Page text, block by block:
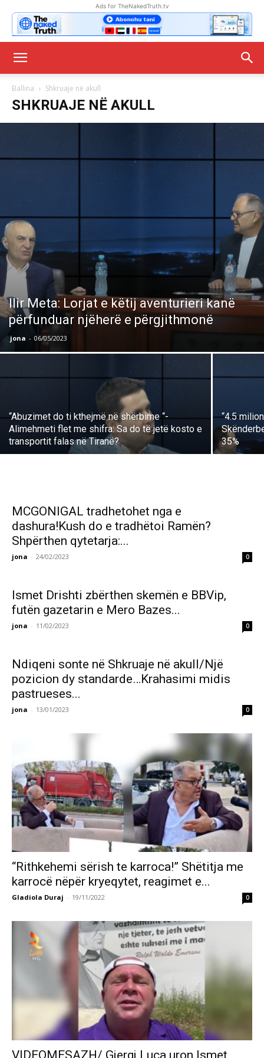
Ads for TheNakedTruth.tv
Ballina Shkruaje në akull
SHKRUAJE NË AKULL
Ilir Meta: Lorjat e këtij aventurieri kanë
përfunduar njëherë e përgjithmonë
jona - 06/05/2023
“Abuzimet do ti kthejmë në shërbime “-
Alimehmeti flet me shifra: Sa do të jetë kosto e
transportit falas në Tiranë?
“4.5
35%
MCGONIGAL tradhetohet nga e
dashura!Kush do e tradhëtoi Ramën?
Shpërthen qytetarja:...
jona - 24/02/2023 0
Ismet Drishti zbërthen skemën e BBVip,
futën gazetarin e Mero Bazes...
jona - 11/02/2023 0
Ndiqeni sonte në Shkruaje në akull/Një
pozicion dy standarde…Krahasimi midis
pastrueses...
jona - 13/01/2023 0
“Rithkehemi sërish te karroca!” Shëtitja me
karrocë nëpër kryeqytet, reagimet e...
Gladiola Duraj - 19/11/2022 0
VIDEOMESAZH/ Gjergj Luca uron Ismet